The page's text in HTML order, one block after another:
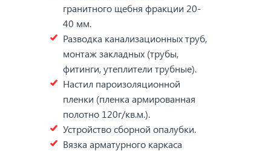
гранитного щебня фракции 20-
40 мм.
Разводка канализационных труб,
монтаж закладных (трубы,
фитинги, утеплители трубные).
Настил пароизоляционной
пленки (пленка армированная
полотно 120г/кв.м.).
Устройство сборной опалубки.
Вязка арматурного каркаса